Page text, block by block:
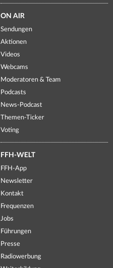
ON AIR
Sendungen
Aktionen
Videos
Webcams
Moderatoren & Team
Podcasts
News-Podcast
Themen-Ticker
Voting
FFH-WELT
FFH-App
Newsletter
Kontakt
Frequenzen
Jobs
Führungen
Presse
Radiowerbung